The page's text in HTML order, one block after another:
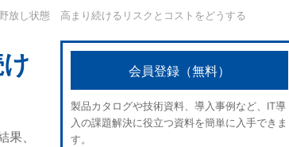
コンテンツ：
並び順：
放し状態 高まり続けるリスクとコストをどうする
、
会員登録（無料）
製品カタログや技術資料、導入事例など、IT導
入の課題解決に役立つ資料を簡単に入手できま
す。